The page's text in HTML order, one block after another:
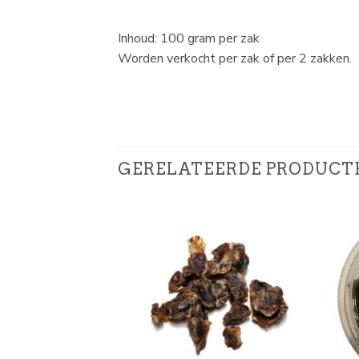
Inhoud: 100 gram per zak
Worden verkocht per zak of per 2 zakken.
GERELATEERDE